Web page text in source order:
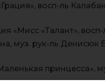
восп-ль
«Талант»,
муз. рук-ль Денисюк
принцесса»,